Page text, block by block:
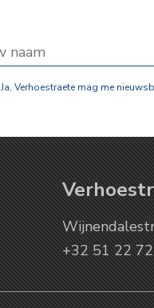
Ja, Verhoestraete mag me
+32 51 22